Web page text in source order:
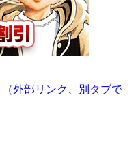
（外部リンク、別タブで